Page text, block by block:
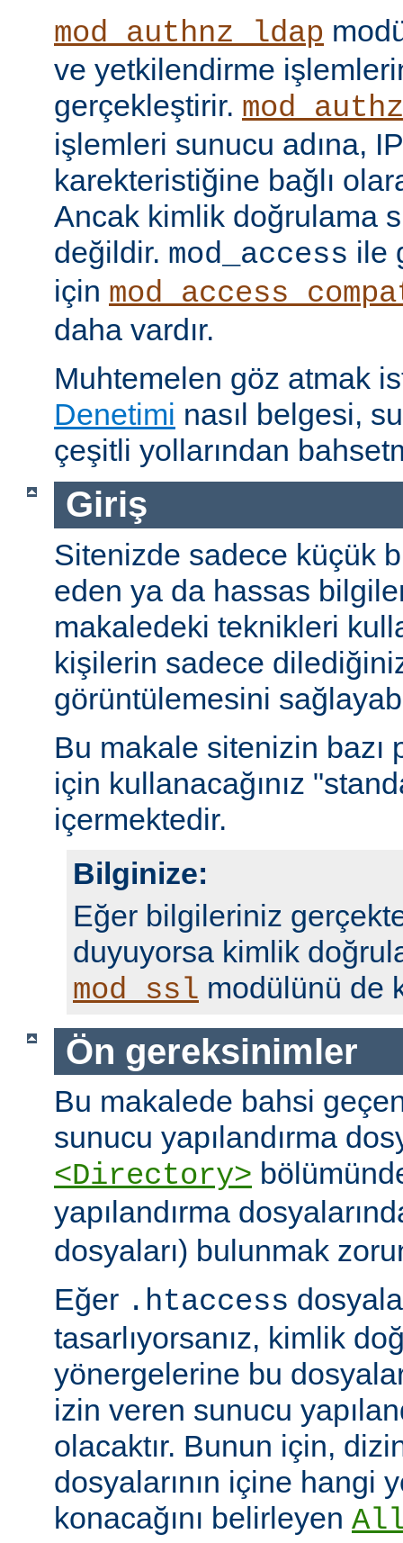
mod_authnz_ldap
ve yetkilendirme
gerçekleştirir.
işlemleri sunucu adına,
karekteristiğine bağlı
Ancak kimlik doğrulama
değildir. mod_access ile
için
daha vardır.
Muhtemelen göz atmak
Denetimi nasıl belgesi,
çeşitli yollarından
Giriş
Sitenizde sadece küçük
eden ya da hassas
makaledeki teknikleri
kişilerin sadece
görüntülemesini
Bu makale sitenizin bazı
için kullanacağınız
içermektedir.
Bilginize:
Eğer bilgileriniz
duyuyorsa kimlik
mod_ssl modülünü de
Ön gereksinimler
Bu makalede bahsi
sunucu yapılandırma
<Directory>
yapılandırma
dosyaları) bulunmak
Eğer .htaccess
tasarlıyorsanız, kimlik
yönergelerine bu
izin veren sunucu
olacaktır. Bunun için,
dosyalarının içine hangi
konacağını belirleyen